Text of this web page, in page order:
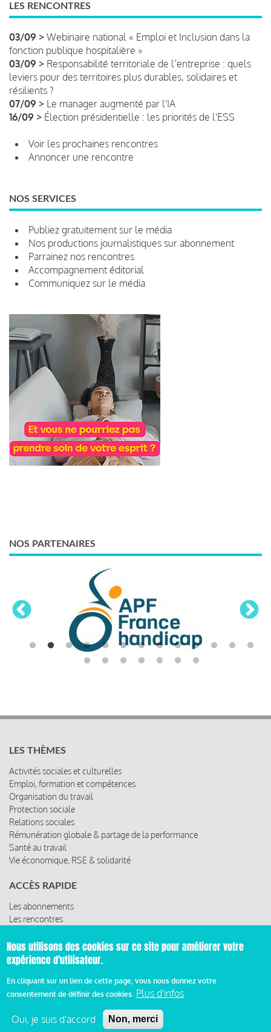
LES RENCONTRES
03/09 > Webinaire national « Emploi et Inclusion dans la
fonction publique hospitalière »
03/09 > Responsabilité territoriale de l’entreprise : quels
leviers pour des territoires plus durables, solidaires et
résilients ?
07/09 > Le manager augmenté par l'IA
16/09 > Élection présidentielle : les priorités de l'ESS
Voir les prochaines rencontres
Annoncer une rencontre
NOS SERVICES
Publiez gratuitement sur le média
Nos productions journalistiques sur abonnement
Parrainez nos rencontres
Accompagnement éditorial
Communiquez sur le média
NOS PARTENAIRES
LES THÈMES
Activités sociales et culturelles
Emploi, formation et compétences
Organisation du travail
Protection sociale
Relations sociales
Rémunération globale & partage de la performance
Santé au travail
Vie économique, RSE & solidarité
ACCÈS RAPIDE
Les abonnements
Les rencontres
© 2019 Miroir Social - Réalisé parCafffeine
Pied
Mentions légales et condition générale d’utilisation et
d’abonnement
Nous utilisons des cookies sur ce site pour améliorer votre
expérience d'utilisateur.
En cliquant sur un lien de cette page, vous nous donnez votre
consentement de définir des cookies. Plus d'infos
Oui, je suis d'accord Non, merci